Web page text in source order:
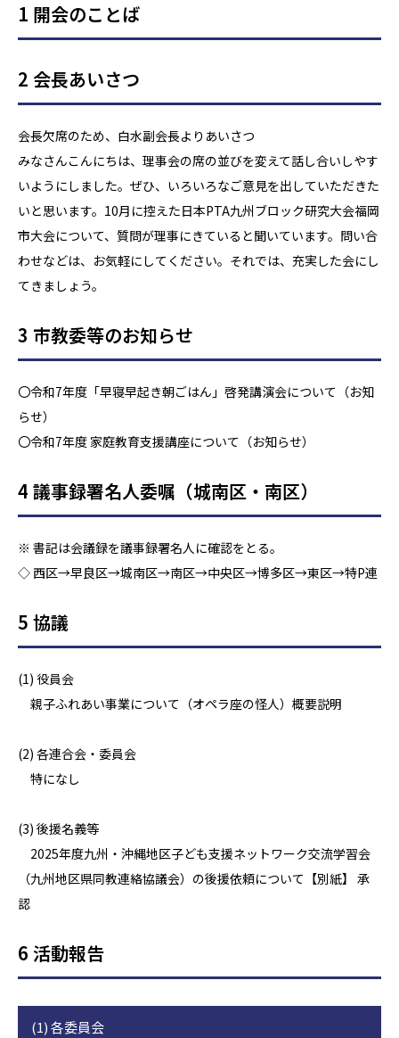
1 開会のことば
2 会長あいさつ
会長欠席のため、白水副会長よりあいさつ
みなさんこんにちは、理事会の席の並びを変えて話し合いしやす
いようにしました。ぜひ、いろいろなご意見を出していただきた
いと思います。10月に控えた日本PTA九州ブロック研究大会福岡
市大会について、質問が理事にきていると聞いています。問い合
わせなどは、お気軽にしてください。それでは、充実した会にし
てきましょう。
3 市教委等のお知らせ
〇令和7年度「早寝早起き朝ごはん」啓発講演会について（お知
らせ）
〇令和7年度 家庭教育支援講座について（お知らせ）
4 議事録署名人委嘱（城南区・南区）
※ 書記は会議録を議事録署名人に確認をとる。
◇ 西区→早良区→城南区→南区→中央区→博多区→東区→特P連
5 協議
(1) 役員会
親子ふれあい事業について（オペラ座の怪人）概要説明
(2) 各連合会・委員会
特になし
(3) 後援名義等
2025年度九州・沖縄地区子ども支援ネットワーク交流学習会
（九州地区県同教連絡協議会）の後援依頼について【別紙】 承
認
6 活動報告
(1) 各委員会